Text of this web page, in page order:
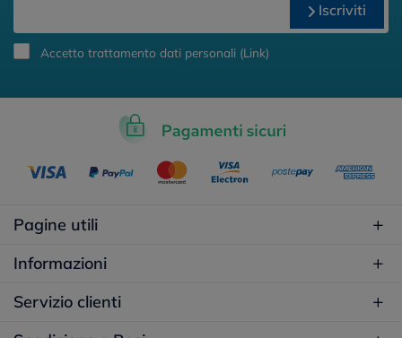
Iscriviti
Accetto trattamento dati personali (Link)
Pagine utili
Informazioni
Servizio clienti